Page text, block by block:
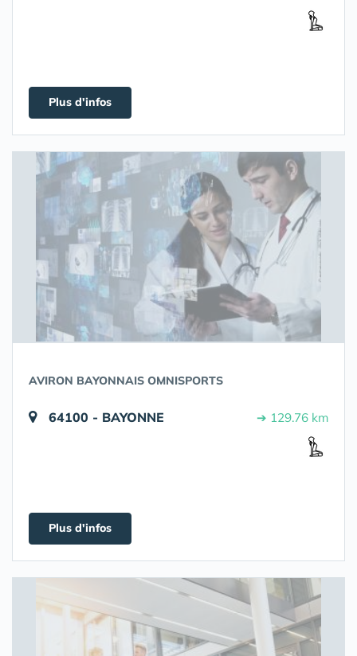
Plus d'infos
AVIRON BAYONNAIS OMNISPORTS
64100 - BAYONNE ➔ 129.76 km
Plus d'infos